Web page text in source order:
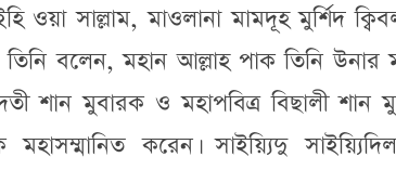
ওয়া সাল্লাম, মাওলানা মামদূহ মুর্শিদ
বলেন, মহান আল্লাহ পাক তিনি উনার
শান মুবারক ও মহাপবিত্র বিছালী
করেন। সাইয়্যিদু